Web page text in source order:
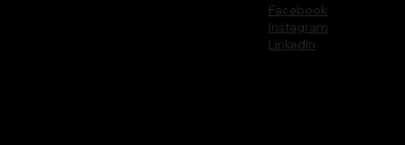
Facebook
Instagram
Linkedin